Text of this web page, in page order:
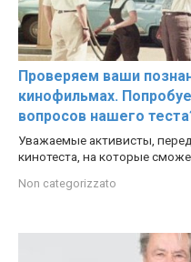
Проверяем ваши
кинофильмах.
вопросов нашего
Уважаемые активисты,
кинотеста, на которые
Non categorizzato